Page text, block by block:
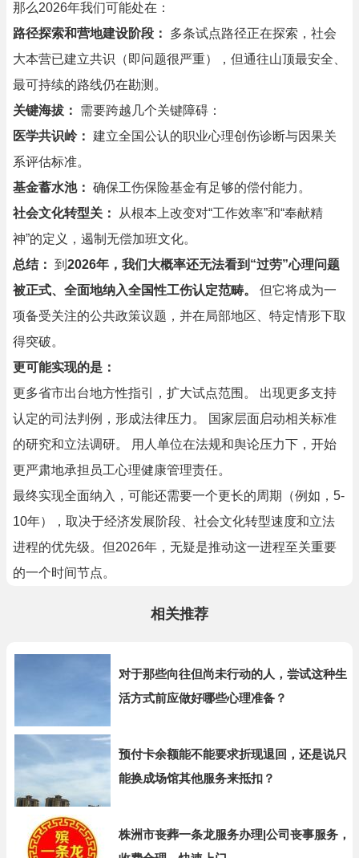
那么2026年我们可能处在：
路径探索和营地建设阶段：
多条试点路径正在探索，社会
大本营已建立共识（即问题很严重），但通往山顶最安全、
最可持续的路线仍在勘测。
关键海拔：
需要跨越几个关键障碍：
医学共识岭： 建立全国公认的职业心理创伤诊断与因果关
系评估标准。
基金蓄水池： 确保工伤保险基金有足够的偿付能力。
社会文化转型关：
从根本上改变对“工作效率”和“奉献精
神”的定义，遏制无偿加班文化。
总结： 到 2026年，我们大概率还无法看到“过劳”心理问题
被正式、全面地纳入全国性工伤认定范畴。
但它将成为一
项备受关注的公共政策议题，并在局部地区、特定情形下取
得突破。
更可能实现的是：
更多省市出台地方性指引，扩大试点范围。 出现更多支持
认定的司法判例，形成法律压力。 国家层面启动相关标准
的研究和立法调研。 用人单位在法规和舆论压力下，开始
更严肃地承担员工心理健康管理责任。
最终实现全面纳入，可能还需要一个更长的周期（例如，5-
10年），取决于经济发展阶段、社会文化转型速度和立法
进程的优先级。但2026年，无疑是推动这一进程至关重要
的一个时间节点。
相关推荐
对于那些向往但尚未行动的人，尝试这种生
活方式前应做好哪些心理准备？
预付卡余额能不能要求折现退回，还是说只
能换成场馆其他服务来抵扣？
株洲市丧葬一条龙服务办理|公司丧事服务，